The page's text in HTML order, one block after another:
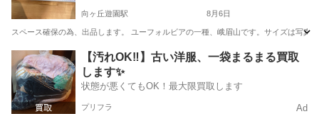
向ヶ丘遊園駅 8月6日
スペース確保の為、出品します。 ユーフォルビアの一種、峨眉山です。サイズは写
神奈川 川崎市 向ヶ丘遊園駅 その他 ユーフォルビア
【汚れOK‼️】古い洋服、一袋まるまる買取
します✨
状態が悪くてもOK！最大限買取します
プリフラ Ad